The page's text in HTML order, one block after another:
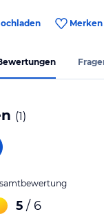
Merken
(1)
5 / 6